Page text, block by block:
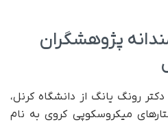
پژوهشگران
رونگ یانگ از دانشگاه کرنل،
میکروسکوپی کروی به نام